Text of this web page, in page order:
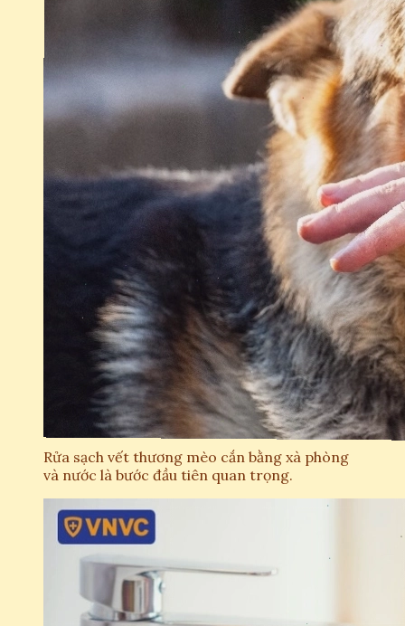
Rửa sạch vết thương mèo cắn bằng xà phòng
và nước là bước đầu tiên quan trọng.